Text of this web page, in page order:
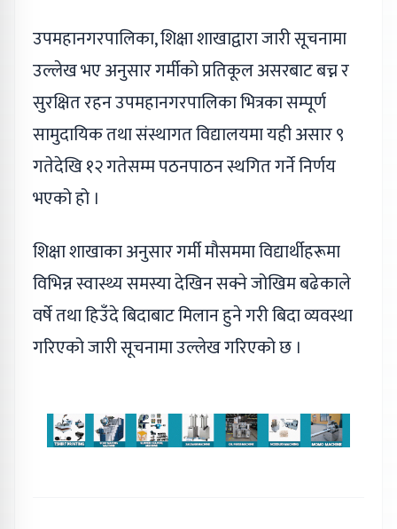
उपमहानगरपालिका, शिक्षा शाखाद्वारा जारी सूचनामा
उल्लेख भए अनुसार गर्मीको प्रतिकूल असरबाट बच्न र
सुरक्षित रहन उपमहानगरपालिका भित्रका सम्पूर्ण
सामुदायिक तथा संस्थागत विद्यालयमा यही असार ९
गतेदेखि १२ गतेसम्म पठनपाठन स्थगित गर्ने निर्णय
भएको हो ।
शिक्षा शाखाका अनुसार गर्मी मौसममा विद्यार्थीहरूमा
विभिन्न स्वास्थ्य समस्या देखिन सक्ने जोखिम बढेकाले
वर्षे तथा हिउँदे बिदाबाट मिलान हुने गरी बिदा व्यवस्था
गरिएको जारी सूचनामा उल्लेख गरिएको छ ।